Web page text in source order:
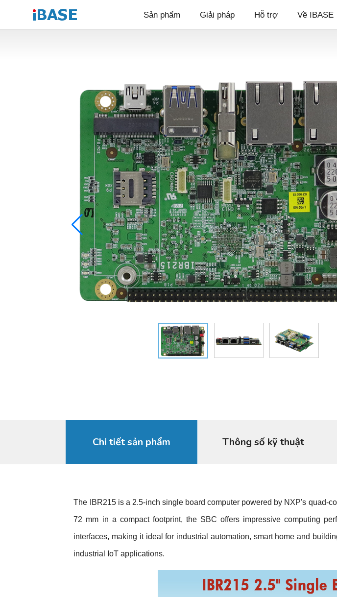
Sản phẩm Giải pháp Hỗ trợ Về IBASE
Chi tiết sản phẩm Thông số kỹ thuật
The IBR215 is a 2.5-inch single board computer powered by NXP's quad-
72 mm in a compact footprint, the SBC offers impressive computing
interfaces, making it ideal for industrial automation, smart home and
industrial IoT applications.